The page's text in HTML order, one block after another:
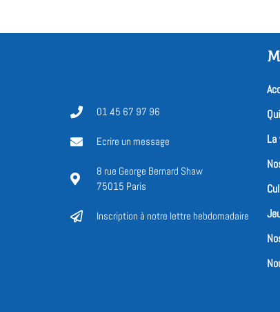
01 45 67 97 96
Ecrire un message
8 rue George Bernard Shaw
75015 Paris
Inscription à notre lettre hebdomadaire